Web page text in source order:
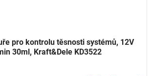
pro kontrolu těsnosti systémů, 12V
30ml, Kraft&Dele KD3522